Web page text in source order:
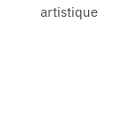
artistique